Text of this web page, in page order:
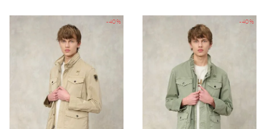
-40% -40%